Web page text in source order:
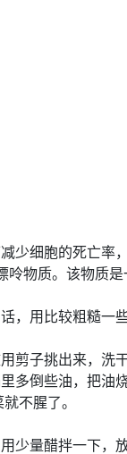
少细胞的死亡率
物质。该物质是
，用比较粗糙一
剪子挑出来，洗
多倒些油，把油
不腥了。
少量醋拌一下，